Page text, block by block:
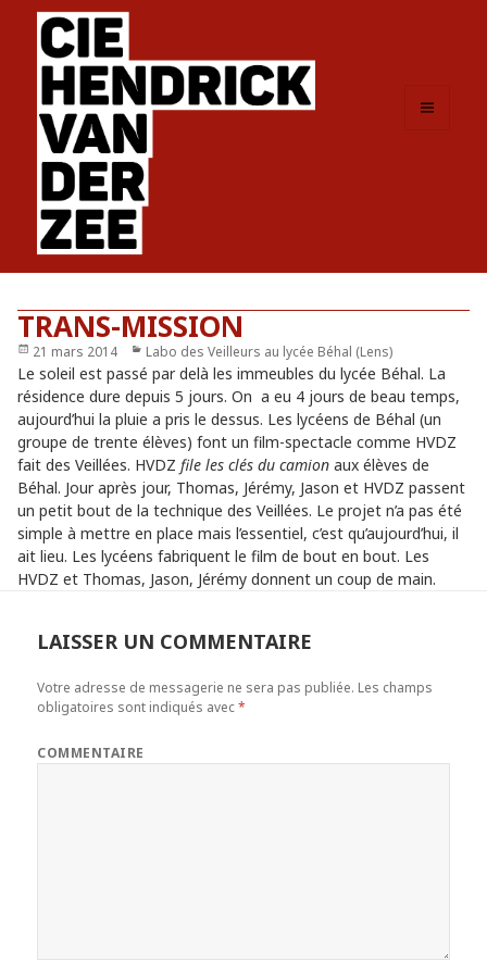
TRANS-MISSION
Publié
le
21 mars 2014 Catégories
Labo des Veilleurs au lycée Béhal (Lens)
Le soleil est passé par delà les immeubles du lycée Béhal. La
résidence dure depuis 5 jours. On a eu 4 jours de beau temps,
aujourd’hui la pluie a pris le dessus. Les lycéens de Béhal (un
groupe de trente élèves) font un film-spectacle comme HVDZ
fait des Veillées. HVDZ file les clés du camion aux élèves de
Béhal. Jour après jour, Thomas, Jérémy, Jason et HVDZ passent
un petit bout de la technique des Veillées. Le projet n’a pas été
simple à mettre en place mais l’essentiel, c’est qu’aujourd’hui, il
ait lieu. Les lycéens fabriquent le film de bout en bout. Les
HVDZ et Thomas, Jason, Jérémy donnent un coup de main.
LAISSER UN COMMENTAIRE
Votre adresse de messagerie ne sera pas publiée. Les champs
obligatoires sont indiqués avec*
COMMENTAIRE